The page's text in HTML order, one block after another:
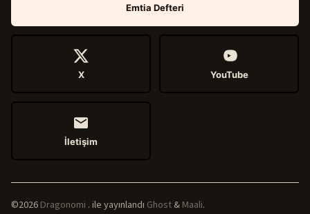
Emtia Defteri
X YouTube
İletişim
©2026Dragonomi .ile yayınlandı Ghost&Maali.